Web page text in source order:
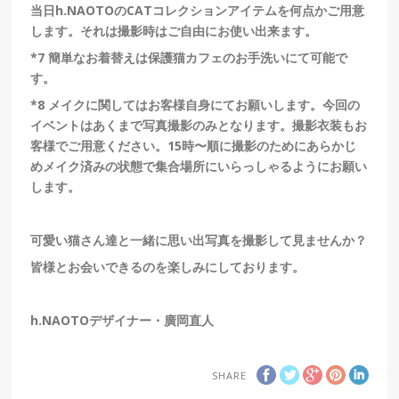
当日h.NAOTOのCATコレクションアイテムを何点かご用意
します。 それは撮影時はご自由にお使い出来ます。
*7簡単なお着替えは保護猫カフェのお手洗いにて可能で
す。
*8 メイクに関してはお客様自身にてお願いします。今回の
イベントはあくまで写真撮影のみとなります。撮影衣装もお
客様でご用意ください。 15時〜順に撮影のためにあらかじ
めメイク済みの状態で集合場所にいらっしゃるようにお願い
します。
可愛い猫さん達と一緒に思い出写真を撮影して見ませんか？
皆様とお会いできるのを楽しみにしております。
h.NAOTOデザイナー・廣岡直人
SHARE